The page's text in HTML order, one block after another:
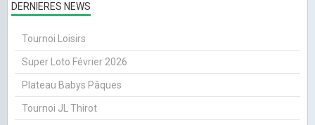
DERNIERES NEWS
Tournoi Loisirs
Super Loto Février 2026
Plateau Babys Pâques
Tournoi JL Thirot